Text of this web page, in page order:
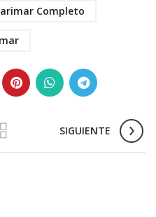
Completo
SIGUIENTE